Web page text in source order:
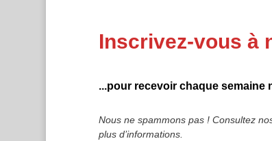
Inscrivez-vous à
...pour recevoir chaque semaine
Nous ne spammons pas ! Consultez
plus d’informations.